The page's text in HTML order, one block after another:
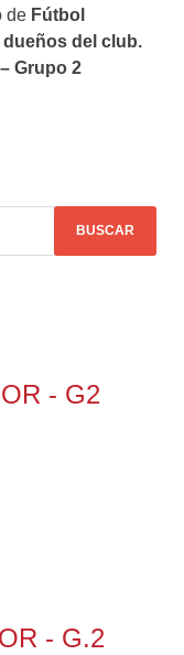
de Fútbol
del club.
Grupo 2
- G2
- G.2